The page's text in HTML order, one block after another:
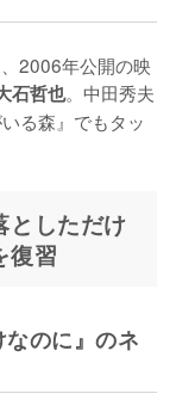
2006年公開の映
石哲也。中田秀夫
る森』でもタッ
としただけ
復習
なのに』のネ